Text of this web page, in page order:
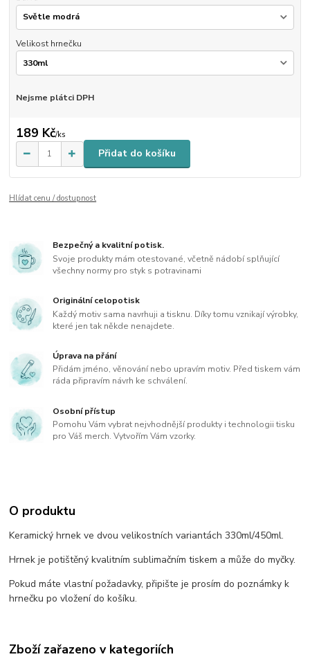
Velikost hrnečku
Nejsme plátci DPH
189 Kč/ks
Přidat do košíku
Hlídat cenu / dostupnost
Bezpečný a kvalitní potisk.
Svoje produkty mám otestované, včetně nádobí splňující
všechny normy pro styk s potravinami
Originální celopotisk
Každý motiv sama navrhuji a tisknu. Díky tomu vznikají výrobky,
které jen tak někde nenajdete.
Úprava na přání
Přidám jméno, věnování nebo upravím motiv. Před tiskem vám
ráda připravím návrh ke schválení.
Osobní přístup
Pomohu Vám vybrat nejvhodnější produkty i technologii tisku
pro Váš merch. Vytvořím Vám vzorky.
O produktu
Keramický hrnek ve dvou velikostních variantách 330ml/450ml.
Hrnek je potištěný kvalitním sublimačním tiskem a může do myčky.
Pokud máte vlastní požadavky, připište je prosím do poznámky k
hrnečku po vložení do košíku.
Zboží zařazeno v kategoriích